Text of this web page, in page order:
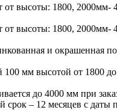
от высоты: 1800, 2000мм-
от высоты: 1800, 2000мм-
и окрашенная
100 мм высотой от 1800
до 4000 мм при
– 12 месяцев с даты